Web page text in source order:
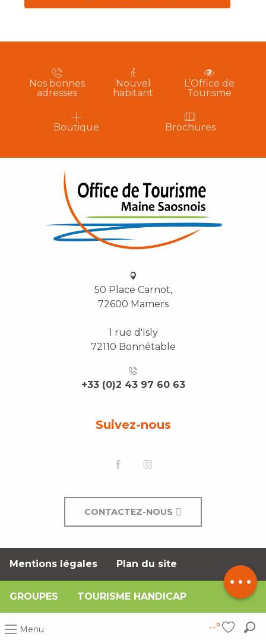
Menu --°
par email
Nos bonnes
adresses
Nouvel
habitant
L’Office de
Tourisme
Boutique Brochures
50 Place Carnot,
72600 Mamers
1 rue d'Isly
72110 Bonnétable
+33 (0)2 43 97 60 63
Suivez-nous
CONTACTEZ-NOUS
Mentions légales Plan du site
GROUPES TOURISME HANDICAP